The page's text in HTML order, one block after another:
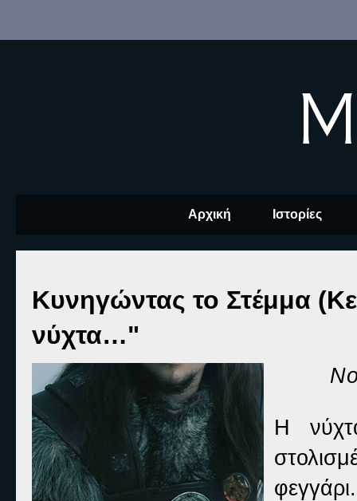
Αρχική Ιστορίες
Κυνηγώντας το Στέμμα
νύχτα…"
Η